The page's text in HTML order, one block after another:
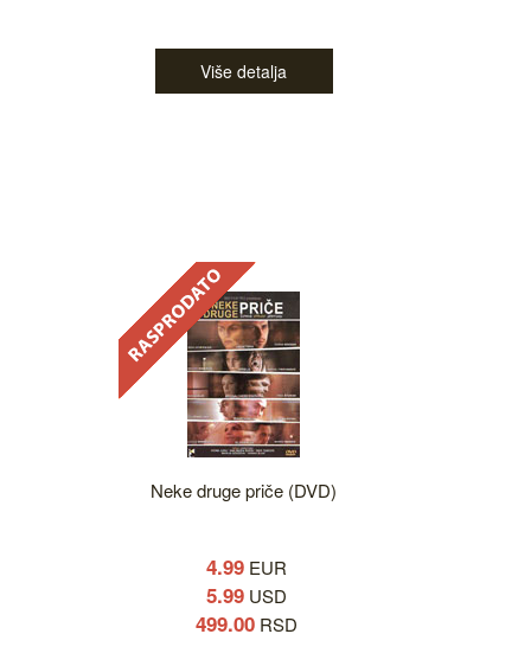
Više detalja
Neke druge priče (DVD)
4.99 EUR
5.99 USD
499.00 RSD